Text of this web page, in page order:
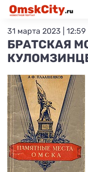
БРАТСКАЯ
31 марта 2023 | 12:59